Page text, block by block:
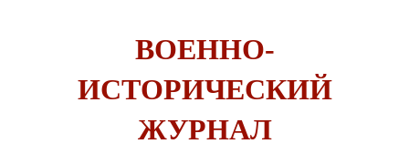
ВОЕННО-
ИСТОРИЧЕСКИЙ
ЖУРНАЛ